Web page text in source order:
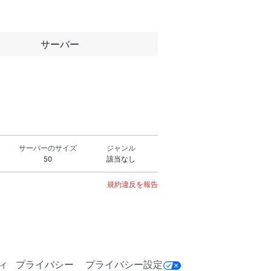
サーバー
サーバーのサイズ
50
ジャンル
該当なし
規約違反を報告
プライバシー プライバシー設定